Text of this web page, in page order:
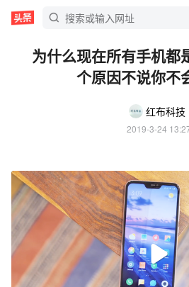
为什么现在所有手机都
个原因不说你不
红布科技
2019-3-24